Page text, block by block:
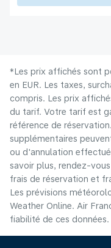
*Les prix affichés sont
en EUR. Les taxes,
compris. Les prix
du tarif. Votre tarif est
référence de
supplémentaires
ou d'annulation
savoir plus, rendez-
frais de réservation et
Les prévisions
Weather Online. Air
fiabilité de ces données.